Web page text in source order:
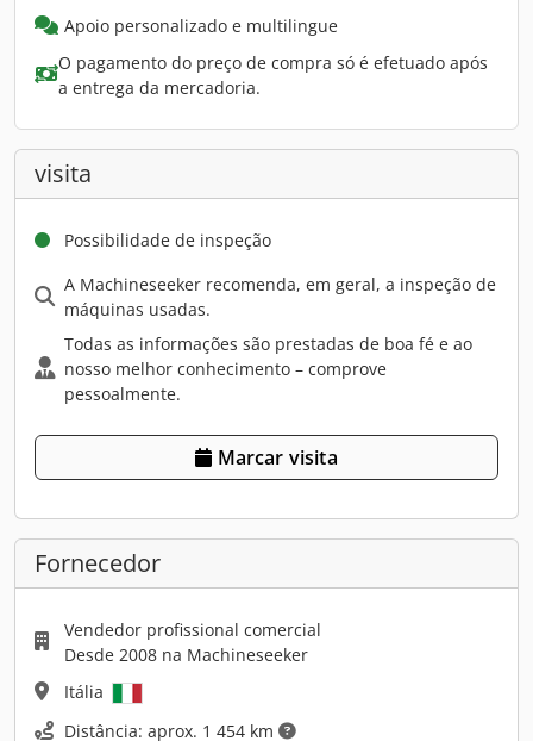
Apoio personalizado e multilingue
O pagamento do preço de compra só é efetuado após
a entrega da mercadoria.
visita
Possibilidade de inspeção
A Machineseeker recomenda, em geral, a inspeção de
máquinas usadas.
Todas as informações são prestadas de boa fé e ao
nosso melhor conhecimento – comprove
pessoalmente.
Marcar visita
Fornecedor
Vendedor profissional comercial
Desde 2008 na Machineseeker
Itália
Distância: aprox. 1 454 km